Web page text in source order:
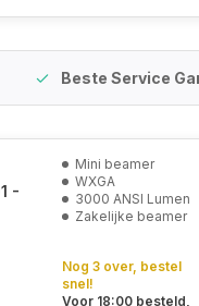
Beste Service
-
Mini beamer
WXGA
3000 ANSI Lumen
Zakelijke beamer
Nog 3 over, bestel
snel!
Voor 18:00 besteld,